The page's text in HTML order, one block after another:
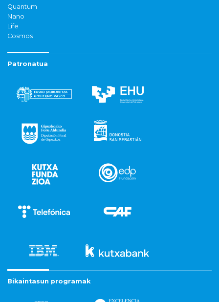
Quantum
Nano
Life
Cosmos
Patronatua
Bikaintasun programak